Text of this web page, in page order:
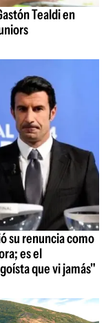
Tealdi en
su renuncia como
es el
que vi jamás"